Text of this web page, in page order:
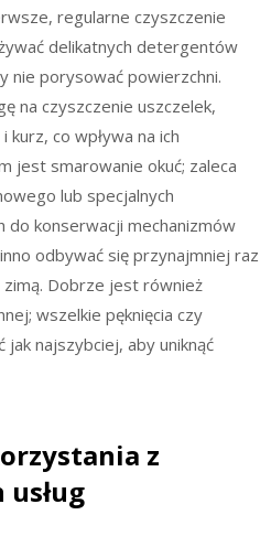
regularne czyszczenie
delikatnych detergentów
nie porysować powierzchni.
na czyszczenie uszczelek,
co wpływa na ich
jest smarowanie okuć; zaleca
lub specjalnych
konserwacji mechanizmów
odbywać się przynajmniej raz
Dobrze jest również
wszelkie pęknięcia czy
jak najszybciej, aby uniknąć
z